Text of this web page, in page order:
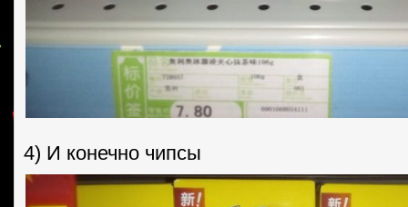
4) И конечно чипсы